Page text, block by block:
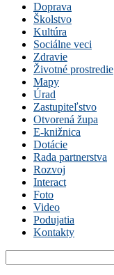
Doprava
Školstvo
Kultúra
Sociálne veci
Zdravie
Životné prostredie
Mapy
Úrad
Zastupiteľstvo
Otvorená župa
E-knižnica
Dotácie
Rada partnerstva
Rozvoj
Interact
Foto
Video
Podujatia
Kontakty